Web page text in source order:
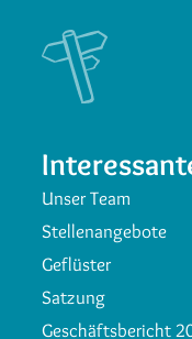
Unser Team
Stellenangebote
Geflüster
Satzung
Geschäftsbericht